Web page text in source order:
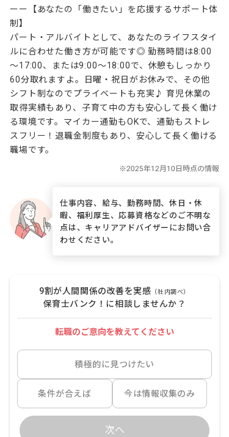
ーー【あなたの「働きたい」を応援するサポート体
制】
パート・アルバイトとして、あなたのライフスタイ
ルに合わせた働き方が可能です◎ 勤務時間は8:00
～17:00、または9:00～18:00で、休憩もしっかり
60分取れますよ。日曜・祝日がお休みで、その他
シフト制なのでプライベートも充実♪ 育児休業の
取得実績もあり、子育て中の方も安心して長く働け
る環境です。マイカー通勤もOKで、通勤もストレ
スフリー！退職金制度もあり、安心して長く働ける
職場です。
仕事内容、給与、勤務時間、休日・休
暇、福利厚生、応募資格などのご不明な
点は、キャリアアドバイザーにお問い合
わせください。
9割が人間関係の改善を実感 （社内調べ）
保育士バンク！に相談しませんか？
転職のご意向を教えてください
積極的に見つけたい
条件が合えば 今は情報収集のみ
次へ